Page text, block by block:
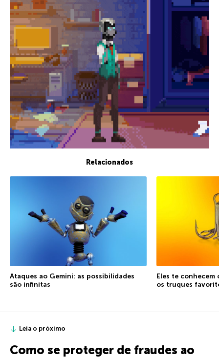
Relacionados
Ataques ao Gemini: as possibilidades
são infinitas
Eles te conhecem
os truques
Leia o próximo
Como se proteger de fraudes ao